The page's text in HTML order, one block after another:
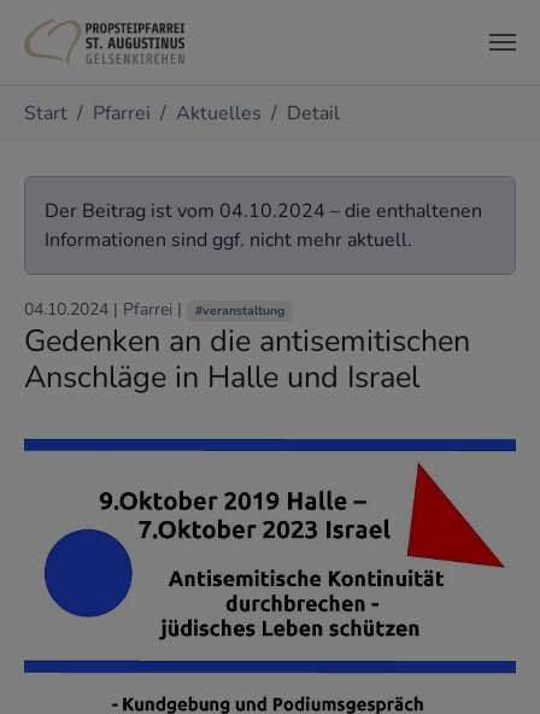
Start Pfarrei Aktuelles Detail
Der Beitrag ist vom 04.10.2024 – die enthaltenen
Informationen sind ggf. nicht mehr aktuell.
04.10.2024 | Pfarrei | #veranstaltung
Gedenken an die antisemitischen
Anschläge in Halle und Israel